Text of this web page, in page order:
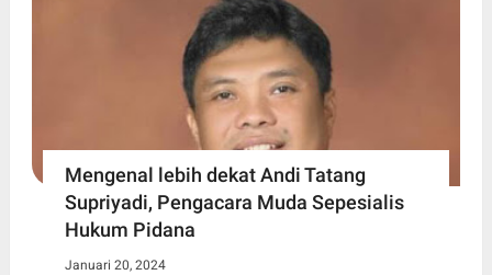
Mengenal lebih dekat Andi Tatang
Supriyadi, Pengacara Muda Sepesialis
Hukum Pidana
Januari 20, 2024